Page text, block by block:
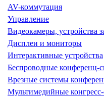
AV-коммутация
Управление
Видеокамеры, устройства
Дисплеи и мониторы
Интерактивные устройства
Беспроводные конференц-
Врезные системы
Мультимедийные